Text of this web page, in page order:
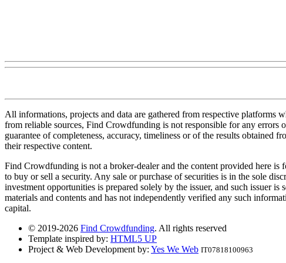
All informations, projects and data are gathered from respective platforms
from reliable sources, Find Crowdfunding is not responsible for any
guarantee of completeness, accuracy, timeliness or of the results
their respective content.
Find Crowdfunding is not a broker-dealer and the content provided here
to buy or sell a security. Any sale or purchase of securities is in the sole
investment opportunities is prepared solely by the issuer, and such issuer
materials and contents and has not independently verified any such
capital.
© 2019-2026 Find Crowdfunding. All rights reserved
Template inspired by: HTML5 UP
Project & Web Development by: Yes We Web IT07818100963